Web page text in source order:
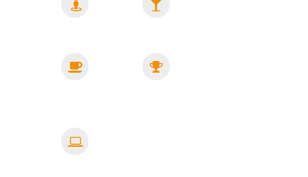
Betr.
Firmenevents
Getränke
Fitnessangebote
Home